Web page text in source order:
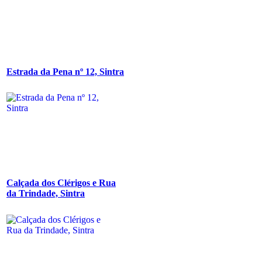
Estrada da Pena nº 12, Sintra
Calçada dos Clérigos e Rua
da Trindade, Sintra